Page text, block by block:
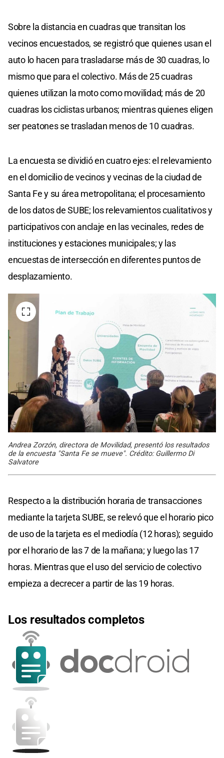
Sobre la distancia en cuadras que transitan los
vecinos encuestados, se registró que quienes usan el
auto lo hacen para trasladarse más de 30 cuadras, lo
mismo que para el colectivo. Más de 25 cuadras
quienes utilizan la moto como movilidad; más de 20
cuadras los ciclistas urbanos; mientras quienes eligen
ser peatones se trasladan menos de 10 cuadras.
La encuesta se dividió en cuatro ejes: el relevamiento
en el domicilio de vecinos y vecinas de la ciudad de
Santa Fe y su área metropolitana; el procesamiento
de los datos de SUBE; los relevamientos cualitativos y
participativos con anclaje en las vecinales, redes de
instituciones y estaciones municipales; y las
encuestas de intersección en diferentes puntos de
desplazamiento.
Andrea Zorzón, directora de Movilidad, presentó los resultados
de la encuesta "Santa Fe se mueve". Crédito: Guillermo Di
Salvatore
Respecto a la distribución horaria de transacciones
mediante la tarjeta SUBE, se relevó que el horario pico
de uso de la tarjeta es el mediodía (12 horas); seguido
por el horario de las 7 de la mañana; y luego las 17
horas. Mientras que el uso del servicio de colectivo
empieza a decrecer a partir de las 19 horas.
Los resultados completos